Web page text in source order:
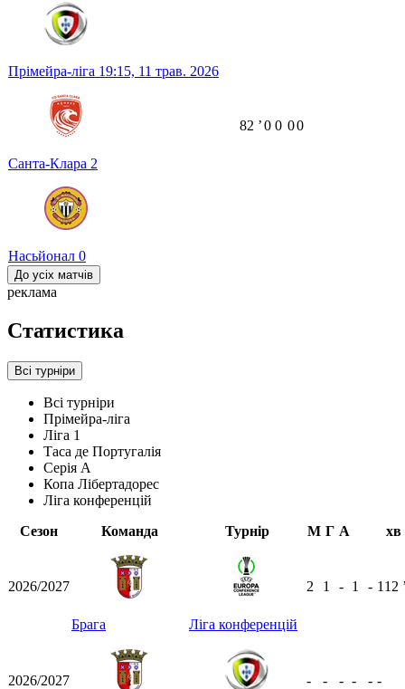
Прімейра-ліга 19:15, 11 трав. 2026
Санта-Клара 2
Насьйонал 0
82 ʼ0 0 00
До усіх матчів
реклама
Статистика
Всі турніри
Всі турніри
Прімейра-ліга
Ліга 1
Таса де Португалія
Серія А
Копа Лібертадорес
Ліга конференцій
Сезон
Команда Турнір М Г А хв
2026/2027
Брага Ліга конференцій
2 1 - 1 - 112
2026/2027 - - - - - -